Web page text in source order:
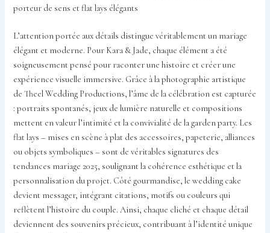
porteur de sens et flat lays élégants
L’attention portée aux détails distingue véritablement un mariage
élégant et moderne. Pour Kara & Jade, chaque élément a été
soigneusement pensé pour raconter une histoire et créer une
expérience visuelle immersive. Grâce à la photographie artistique
de Theel Wedding Productions, l’âme de la célébration est capturée
: portraits spontanés, jeux de lumière naturelle et compositions
mettent en valeur l’intimité et la convivialité de la garden party. Les
flat lays – mises en scène à plat des accessoires, papeterie, alliances
ou objets symboliques – sont de véritables signatures des
tendances mariage 2025, soulignant la cohérence esthétique et la
personnalisation du projet. Côté gourmandise, le wedding cake
devient messager, intégrant citations, motifs ou couleurs qui
reflètent l’histoire du couple. Ainsi, chaque cliché et chaque détail
deviennent des souvenirs précieux, contribuant à l’identité unique